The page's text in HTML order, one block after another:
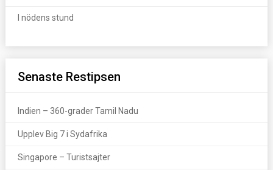
I nödens stund
Senaste Restipsen
Indien – 360-grader Tamil Nadu
Upplev Big 7 i Sydafrika
Singapore – Turistsajter